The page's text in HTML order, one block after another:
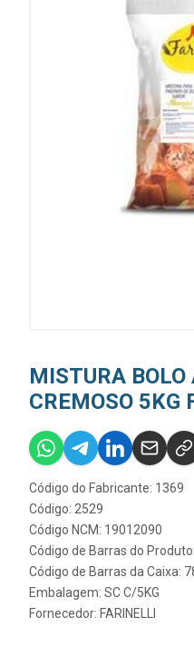
MISTURA BOLO
CREMOSO 5KG
Código do Fabricante: 1369
Código: 2529
Código NCM: 19012090
Código de Barras do
Código de Barras da Caixa:
Embalagem: SC C/5KG
Fornecedor: FARINELLI